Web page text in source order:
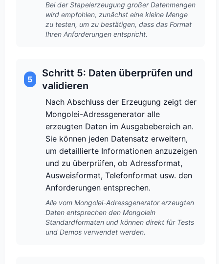
Bei der Stapelerzeugung großer Datenmengen
wird empfohlen, zunächst eine kleine Menge
zu testen, um zu bestätigen, dass das Format
Ihren Anforderungen entspricht.
5
Schritt 5: Daten überprüfen und
validieren
Nach Abschluss der Erzeugung zeigt der
Mongolei-Adressgenerator alle
erzeugten Daten im Ausgabebereich an.
Sie können jeden Datensatz erweitern,
um detaillierte Informationen anzuzeigen
und zu überprüfen, ob Adressformat,
Ausweisformat, Telefonformat usw. den
Anforderungen entsprechen.
Alle vom Mongolei-Adressgenerator erzeugten
Daten entsprechen den Mongolein
Standardformaten und können direkt für Tests
und Demos verwendet werden.